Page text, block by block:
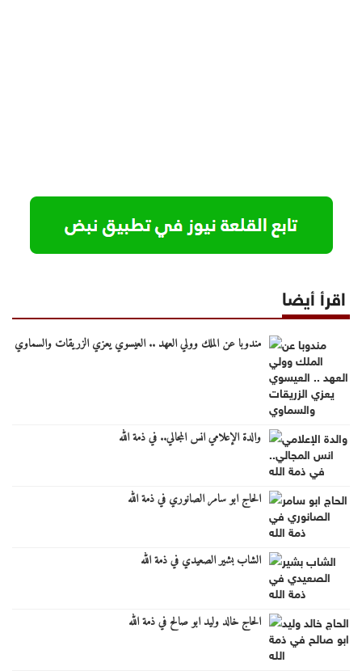
اقرأ أيضا
مندوبا عن الملك وولي العهد .. العيسوي يعزي الزريقات والسماوي
والدة الإعلامي انس المجالي.. في ذمة الله
الحاج ابو سامر الصانوري في ذمة الله
الشاب بشير الصعيدي في ذمة الله
الحاج خالد وليد ابو صالح في ذمة الله